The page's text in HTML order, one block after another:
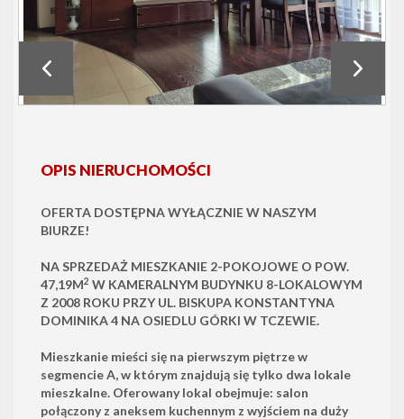
OPIS NIERUCHOMOŚCI
OFERTA DOSTĘPNA WYŁĄCZNIE W NASZYM
BIURZE!
NA SPRZEDAŻ MIESZKANIE 2-POKOJOWE O POW.
47,19M2 W KAMERALNYM BUDYNKU 8-LOKALOWYM
Z 2008 ROKU PRZY UL. BISKUPA KONSTANTYNA
DOMINIKA 4 NA OSIEDLU GÓRKI W TCZEWIE.
Mieszkanie mieści się na pierwszym piętrze w
segmencie A, w którym znajdują się tylko dwa lokale
mieszkalne. Oferowany lokal obejmuje: salon
połączony z aneksem kuchennym z wyjściem na duży